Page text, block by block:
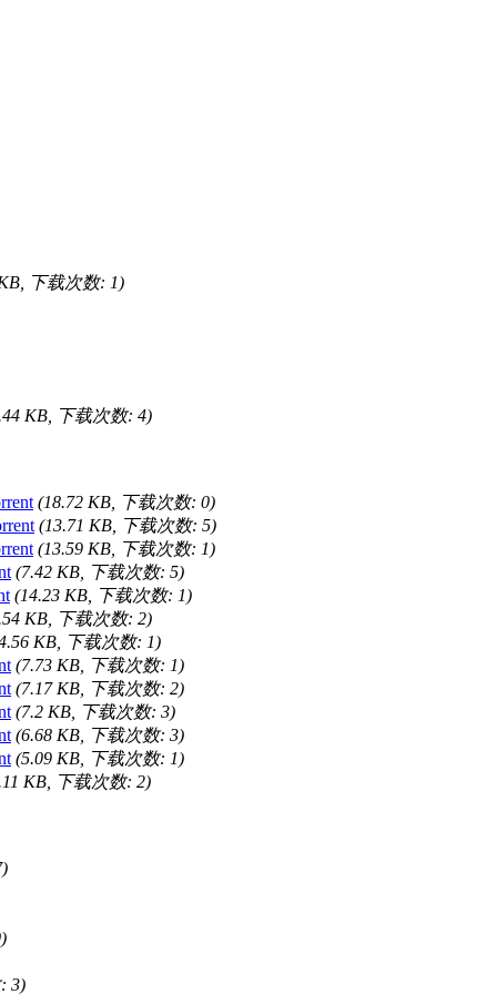
下载次数: 1)
KB, 下载次数: 4)
(18.72 KB, 下载次数: 0)
(13.71 KB, 下载次数: 5)
(13.59 KB, 下载次数: 1)
(7.42 KB, 下载次数: 5)
(14.23 KB, 下载次数: 1)
KB, 下载次数: 2)
KB, 下载次数: 1)
(7.73 KB, 下载次数: 1)
(7.17 KB, 下载次数: 2)
(7.2 KB, 下载次数: 3)
(6.68 KB, 下载次数: 3)
(5.09 KB, 下载次数: 1)
KB, 下载次数: 2)
3)